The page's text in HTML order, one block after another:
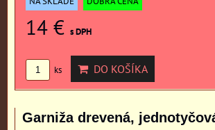
14 € s DPH
ks DO KOŠÍKA
Garniža drevená,